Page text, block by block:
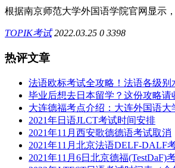
根据南京师范大学外国语学院官网显示
TOPIK考试 2022.03.25 0 3398
热评文章
法语欧标考试全攻略！法语各级别
毕业后想去日本留学？这份攻略请
大连德福考点介绍：大连外国语大
2021年日语JLCT考试时间安排
2021年11月西安歌德德语考试取消
2021年11月北京法语DELF-DALF
2021年11月6日北京德福(TestDaF)